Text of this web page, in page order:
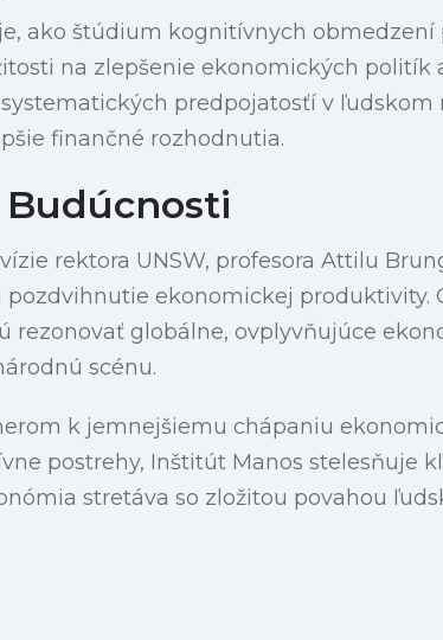
ako štúdium kognitívnych obmedzení
na zlepšenie ekonomických politík
predpojatosťí v ľudskom
finančné rozhodnutia.
rektora UNSW, profesora Attilu
ekonomickej produktivity.
rezonovať globálne, ovplyvňujúce
scénu.
k jemnejšiemu chápaniu
postrehy, Inštitút Manos stelesňuje
stretáva so zložitou povahou